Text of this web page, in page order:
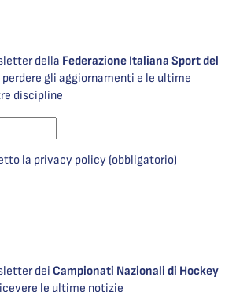
della Federazione Italiana Sport del
perdere gli aggiornamenti e le ultime
discipline
la privacy policy (obbligatorio)
dei Campionati Nazionali di Hockey
le ultime notizie